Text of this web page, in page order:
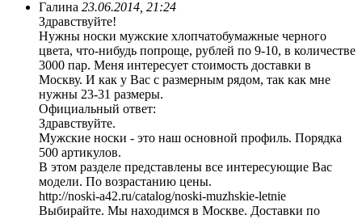
Галина 23.06.2014, 21:24
Здравствуйте!
Нужны носки мужские хлопчатобумажные черного
цвета, что-нибудь попроще, рублей по 9-10, в количестве
3000 пар. Меня интересует стоимость доставки в
Москву. И как у Вас с размерным рядом, так как мне
нужны 23-31 размеры.
Официальный ответ:
Здравствуйте.
Мужские носки - это наш основной профиль. Порядка
500 артикулов.
В этом разделе представлены все интересующие Вас
модели. По возрастанию цены.
http://noski-a42.ru/catalog/noski-muzhskie-letnie
Выбирайте. Мы находимся в Москве. Доставки по